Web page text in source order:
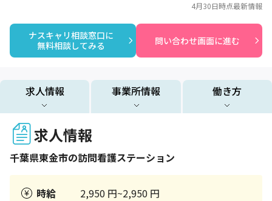
ナスキャリ相談窓口に
無料相談してみる
問い合わせ画面に進む
4月30日時点最新情報
求人情報 事業所情報 働き方
求人情報
千葉県東金市の訪問看護ステーション
時給 2,950 円~2,950 円